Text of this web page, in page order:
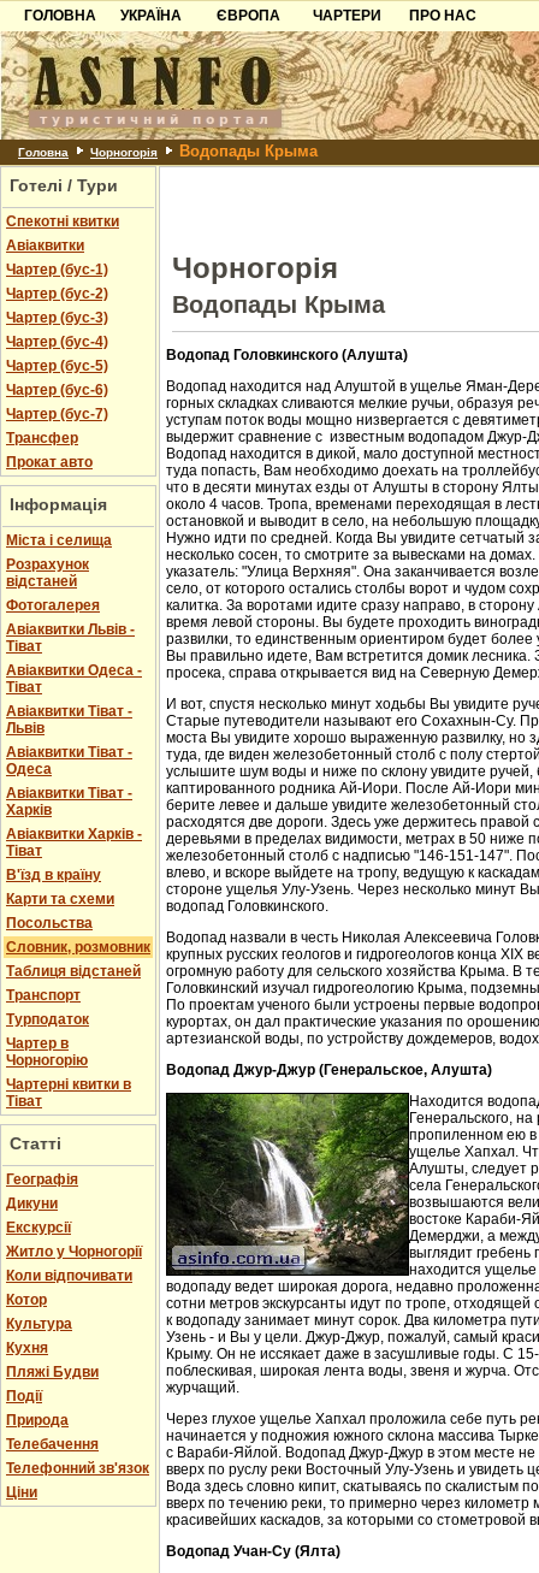
ГОЛОВНА
УКРАЇНА
Карпати
Азов
Причорноморря
Шацьк
ЄВРОПА
Чорногорія
Хорватія
Болгарія
Албанія
ЧАРТЕРИ
ПРО НАС
Контакти
Партнерам
Додати готель
Головна Чорногорія Водопады Крыма
Готелі / Тури
Спекотні квитки
Авіаквитки
Чартер (бус-1)
Чартер (бус-2)
Чартер (бус-3)
Чартер (бус-4)
Чартер (бус-5)
Чартер (бус-6)
Чартер (бус-7)
Трансфер
Прокат авто
Інформація
Міста і селища
Розрахунок
відстаней
Фотогалерея
Авіаквитки Львів -
Тіват
Авіаквитки Одеса -
Тіват
Авіаквитки Тіват -
Львів
Авіаквитки Тіват -
Одеса
Авіаквитки Тіват -
Харків
Авіаквитки Харків -
Тіват
В'їзд в країну
Карти та схеми
Посольства
Словник, розмовник
Таблиця відстаней
Транспорт
Турподаток
Чартер в
Чорногорію
Чартерні квитки в
Тіват
Статті
Географія
Дикуни
Екскурсії
Житло у Чорногорії
Коли відпочивати
Котор
Культура
Кухня
Пляжі Будви
Події
Природа
Телебачення
Телефонний зв'язок
Ціни
Чорногорія
Водопады Крыма
Водопад Головкинского (Алушта)
Водопад находится над Алуштой в ущелье Яман-
горных складках сливаются мелкие ручьи, образуя
уступам поток воды мощно низвергается с
выдержит сравнение с известным водопадом Джур-
Водопад находится в дикой, мало доступной
туда попасть, Вам необходимо доехать на
что в десяти минутах езды от Алушты в сторону
около 4 часов. Тропа, временами переходящая в
остановкой и выводит в село, на небольшую
Нужно идти по средней. Когда Вы увидите сетчатый
несколько сосен, то смотрите за вывесками на
указатель: "Улица Верхняя". Она заканчивается
село, от которого остались столбы ворот и чудом
калитка. За воротами идите сразу направо, в
время левой стороны. Вы будете проходить
развилки, то единственным ориентиром будет более
Вы правильно идете, Вам встретится домик лесника.
просека, справа открывается вид на Северную
И вот, спустя несколько минут ходьбы Вы увидите
Старые путеводители называют его Сохахнын-Су.
моста Вы увидите хорошо выраженную развилку, но
туда, где виден железобетонный столб с полу
услышите шум воды и ниже по склону увидите
каптированного родника Ай-Иори. После Ай-Иори
берите левее и дальше увидите железобетонный
расходятся две дороги. Здесь уже держитесь правой
деревьями в пределах видимости, метрах в 50 ниже
железобетонный столб с надписью "146-151-147".
влево, и вскоре выйдете на тропу, ведущую к
стороне ущелья Улу-Узень. Через несколько минут
водопад Головкинского.
Водопад назвали в честь Николая Алексеевича
крупных русских геологов и гидрогеологов конца XIX
огромную работу для сельского хозяйства Крыма. В
Головкинский изучал гидрогеологию Крыма,
По проектам ученого были устроены первые
курортах, он дал практические указания по
артезианской воды, по устройству дождемеров,
Водопад Джур-Джур (Генеральское, Алушта)
Находится
Генеральского,
пропиленном ею в
ущелье Хапхал.
Алушты, следует
села
возвышаются
востоке Караби-
Демерджи, а
выглядит гребень
находится
водопаду ведет широкая дорога, недавно
сотни метров экскурсанты идут по тропе, отходящей
к водопаду занимает минут сорок. Два километра
Узень - и Вы у цели. Джур-Джур, пожалуй, самый
Крыму. Он не иссякает даже в засушливые годы. С
поблескивая, широкая лента воды, звеня и журча.
журчащий.
Через глухое ущелье Хапхал проложила себе путь
начинается у подножия южного склона массива
с Вараби-Яйлой. Водопад Джур-Джур в этом месте
вверх по руслу реки Восточный Улу-Узень и увидеть
Вода здесь словно кипит, скатываясь по скалистым
вверх по течению реки, то примерно через километр
красивейших каскадов, за которыми со стометровой
Водопад Учан-Су (Ялта)